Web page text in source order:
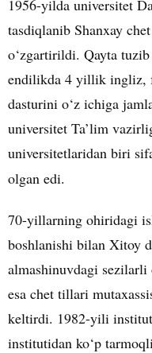
1956-yilda universitet
tasdiqlanib Shanxay
o‘zgartirildi. Qayta
endilikda 4 yillik ingliz,
dasturini o‘z ichiga
universitet Ta’lim
universitetlaridan biri
olgan edi.
70-yillarning ohiridagi
boshlanishi bilan Xitoy
almashinuvdagi sezilarli
esa chet tillari
keltirdi. 1982-yili
institutidan ko‘p